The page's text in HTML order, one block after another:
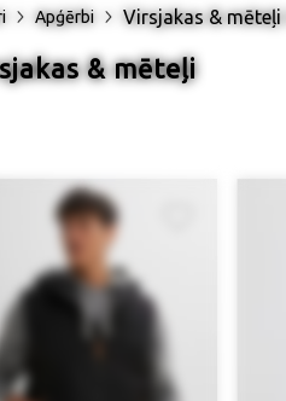
Apģērbi Virsjakas & mēteļi
& mēteļi